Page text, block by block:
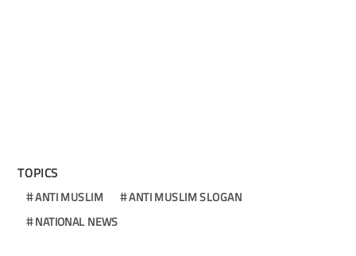
TOPICS
ANTI MUSLIM
ANTI MUSLIM SLOGAN
NATIONAL NEWS